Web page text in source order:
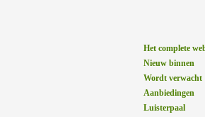
Het complete
Nieuw binnen
Wordt verwacht
Aanbiedingen
Luisterpaal